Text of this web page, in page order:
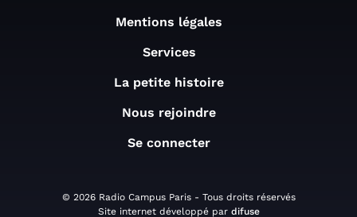
Mentions légales
Services
La petite histoire
Nous rejoindre
Se connecter
© 2026 Radio Campus Paris - Tous droits réservés
Site internet développé par difuse